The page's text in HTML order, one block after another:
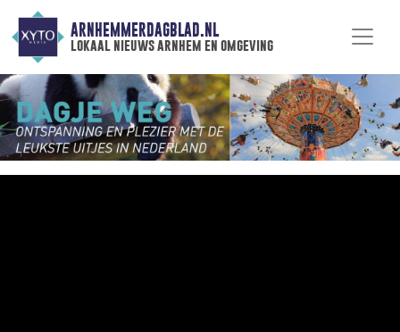
ARNHEMMERDAGBLAD.NL
lokaal nieuws arnhem en omgeving